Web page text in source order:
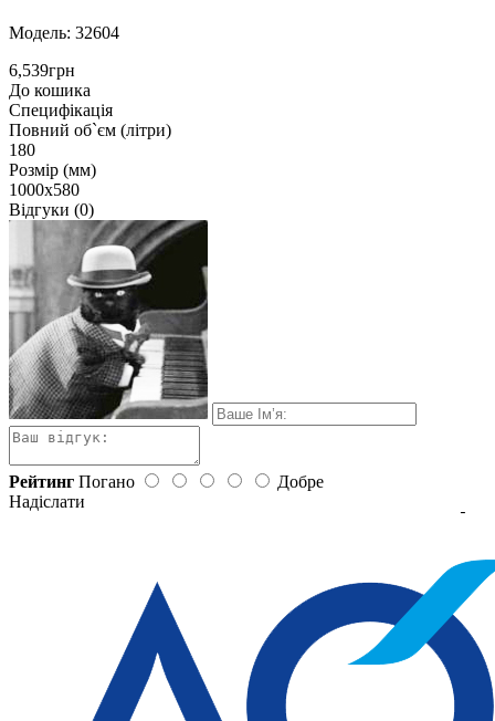
Модель: 32604
6,539грн
До кошика
Специфікація
Повний об`єм (літри)
180
Розмір (мм)
1000х580
Відгуки (0)
Рейтинг Погано
Добре
Надіслати